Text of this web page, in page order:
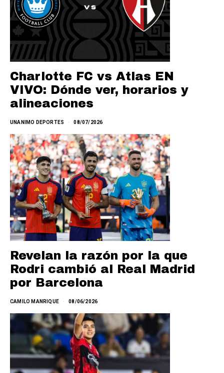
Charlotte FC vs Atlas EN
VIVO: Dónde ver, horarios y
alineaciones
UNANIMO DEPORTES 08/07/2026
Revelan la razón por la que
Rodri cambió al Real Madrid
por Barcelona
CAMILO MANRIQUE 08/06/2026